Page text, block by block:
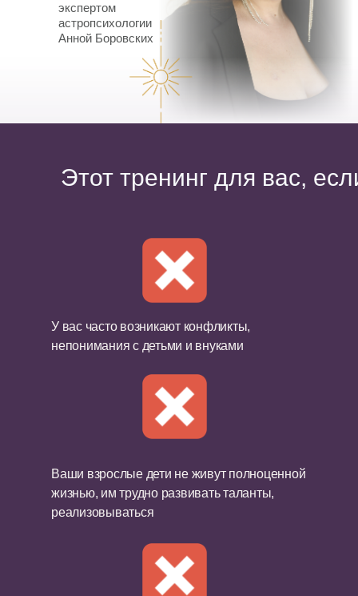
экспертом
астропсихологии
Анной Боровских
Этот тренинг для вас,
У вас часто возникают конфликты,
непонимания с детьми и внуками
Ваши взрослые дети не живут полноценной
жизнью, им трудно развивать таланты,
реализовываться